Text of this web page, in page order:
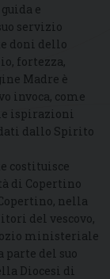
e
servizio
doni dello
fortezza,
Madre è
invoca, come
ispirazioni
dallo Spirito
costituisce
di Copertino
nella
del vescovo,
ministeriale
parte del suo
Diocesi di